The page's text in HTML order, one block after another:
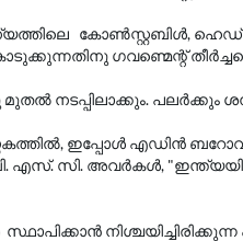
കോൺസ്റ്റബിൾ, ഹെഡ്
ഗവണ്മെന്റ്
മുതൽ നടപ്പിലാക്കും.
ഇപ്പോൾ എഡിൻ
എസ്. സി. അവർകൾ,